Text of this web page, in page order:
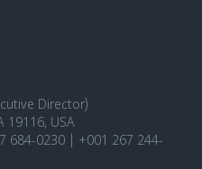
Director)
19116, USA
684-0230 | +001 267 244-